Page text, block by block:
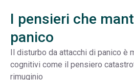
I pensieri che
panico
Il disturbo da attacchi di panico è
cognitivi come il pensiero
rimuginio